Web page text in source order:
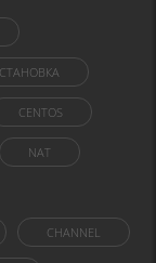
CENTOS
NAT
CHANNEL